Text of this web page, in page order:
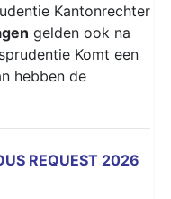
Kantonrechter
gelden ook na
Komt een
hebben de
REQUEST 2026